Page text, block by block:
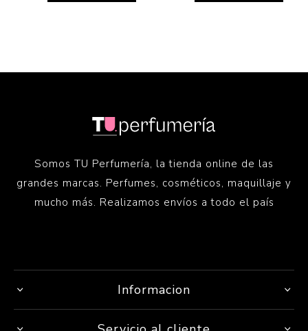
Somos TU Perfumería, la tienda online de las
grandes marcas. Perfumes, cosméticos, maquillaje y
mucho más. Realizamos envíos a todo el país
Informacion